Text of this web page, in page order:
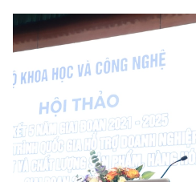
Chịu trách nhiệm nội dung: Nguyễn
Giám đốc Trung tâm Truyền thông
Liên hệ
Địa chỉ: Ban Biên tập Cổng TTĐT -
Điện thoại: 024 3936 9506
Email: stc@mst.gov.vn
©2026 Bản quyền thuộc Bộ Khoa
(Ghi rõ nguồn "https://mst.gov.vn"
website này)